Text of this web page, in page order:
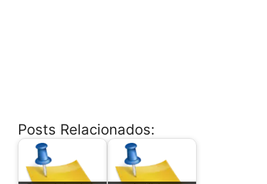
Posts Relacionados: